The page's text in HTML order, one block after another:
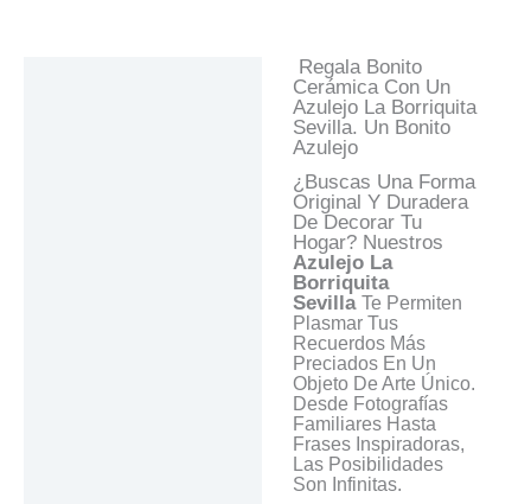
Regala Bonito
Cerámica Con Un
Azulejo La Borriquita
Sevilla. Un Bonito
Azulejo
¿Buscas Una Forma
Original Y Duradera
De Decorar Tu
Hogar? Nuestros
Azulejo La
Borriquita
Sevilla Te Permiten
Plasmar Tus
Recuerdos Más
Preciados En Un
Objeto De Arte Único.
Desde Fotografías
Familiares Hasta
Frases Inspiradoras,
Las Posibilidades
Son Infinitas.